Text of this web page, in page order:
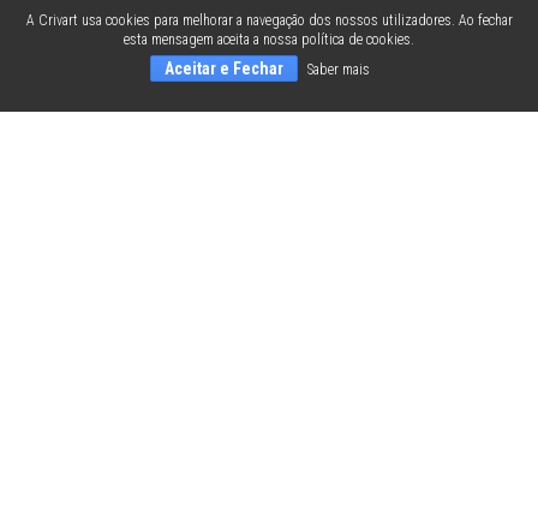
A Crivart usa cookies para melhorar a navegação dos nossos utilizadores. Ao fechar
esta mensagem aceita a nossa política de cookies.
Aceitar e Fechar Saber mais